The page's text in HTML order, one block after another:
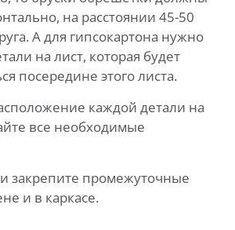
на расстоянии 45-50
А для гипсокартона нужно
на лист, которая будет
посередине этого листа.
каждой детали на
все необходимые
закрепите промежуточные
и в каркасе.